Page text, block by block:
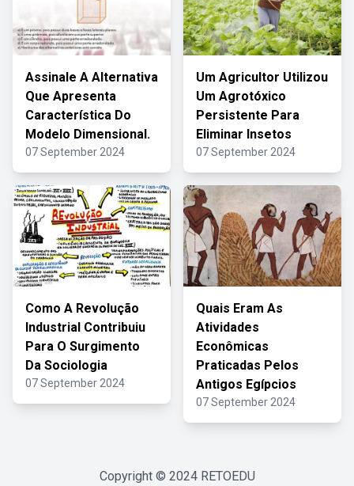
Assinale A Alternativa
Que Apresenta
Característica Do
Modelo Dimensional.
07 September 2024
Um Agricultor Utilizou
Um Agrotóxico
Persistente Para
Eliminar Insetos
07 September 2024
Como A Revolução
Industrial Contribuiu
Para O Surgimento
Da Sociologia
07 September 2024
Quais Eram As
Atividades
Econômicas
Praticadas Pelos
Antigos Egípcios
07 September 2024
Copyright © 2024 RETOEDU